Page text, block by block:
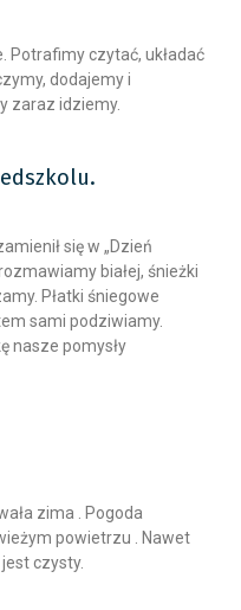
Potrafimy czytać, układać
dodajemy i
zaraz idziemy.
się w „Dzień
białej, śnieżki
Płatki śniegowe
sami podziwiamy.
nasze pomysły
zima . Pogoda
powietrzu . Nawet
śnieg jest czysty.